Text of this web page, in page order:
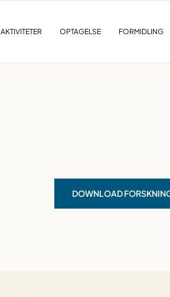
AKTIVITETER OPTAGELSE
FORMIDLING
DOWNLOAD